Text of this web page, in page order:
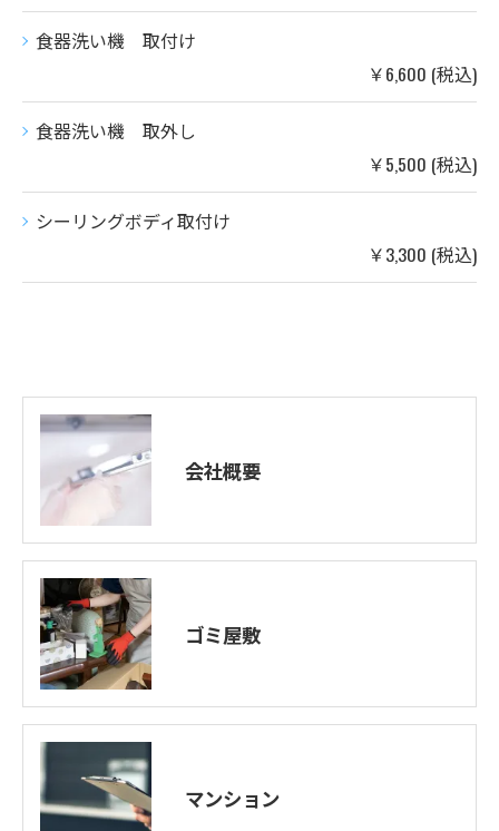
食器洗い機 取付け
￥6,600 (税込)
食器洗い機 取外し
￥5,500 (税込)
シーリングボディ取付け
￥3,300 (税込)
会社概要
ゴミ屋敷
マンション